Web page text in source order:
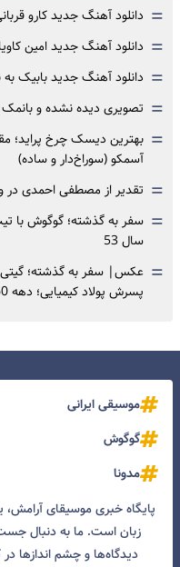
= دانلود آهنگ جدید کارو
= دانلود آهنگ جدید امین
= دانلود آهنگ جدید بابیک به
= تصویری دیده نشده و
= بهترین دیسک چرخ پراید؛
آسمکو (سوراخ‌دار و ساده)
= تقدیر از مصطفی احمدی در
=
سال 53
= عکس| سفر به گذشته؛ گیتی
پسرش پولاد کیمیایی؛ دهه 60
موسیقی ایرانی
گوگوش
مدونا
پایگاه خبری موسیقای
زبان است. ما به دنبال
دیدگاه‌ها و چشم انداز‌ها در